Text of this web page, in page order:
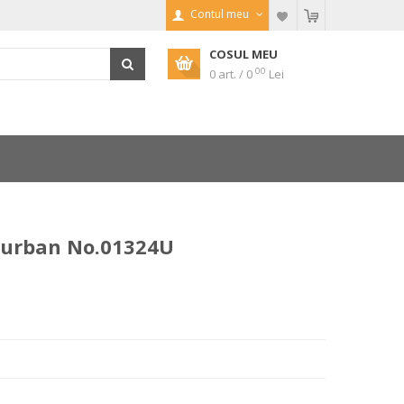
Contul meu
COSUL MEU
0 art. / 0 00 Lei
No.01324U